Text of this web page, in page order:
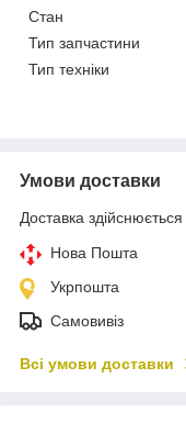
Стан
Тип запчастини
Тип техніки
Умови доставки
Доставка
Нова Пошта
Укрпошта
Самовивіз
Всі умови доставки